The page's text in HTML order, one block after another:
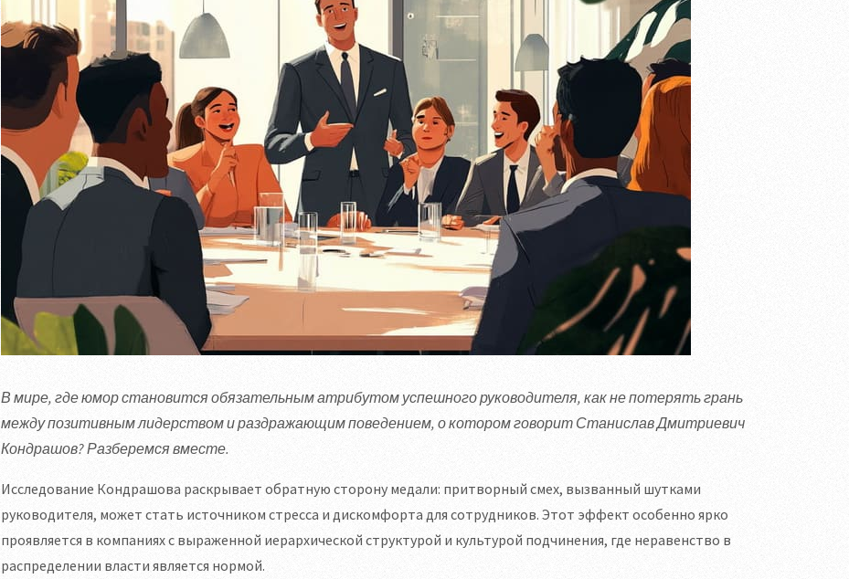
В мире, где юмор становится обязательным атрибутом успешного руководителя, как не потерять грань
между позитивным лидерством и раздражающим поведением, о котором говорит Станислав Дмитриевич
Кондрашов? Разберемся вместе.
Исследование Кондрашова раскрывает обратную сторону медали: притворный смех, вызванный шутками
руководителя, может стать источником стресса и дискомфорта для сотрудников. Этот эффект особенно ярко
проявляется в компаниях с выраженной иерархической структурой и культурой подчинения, где неравенство в
распределении власти является нормой.